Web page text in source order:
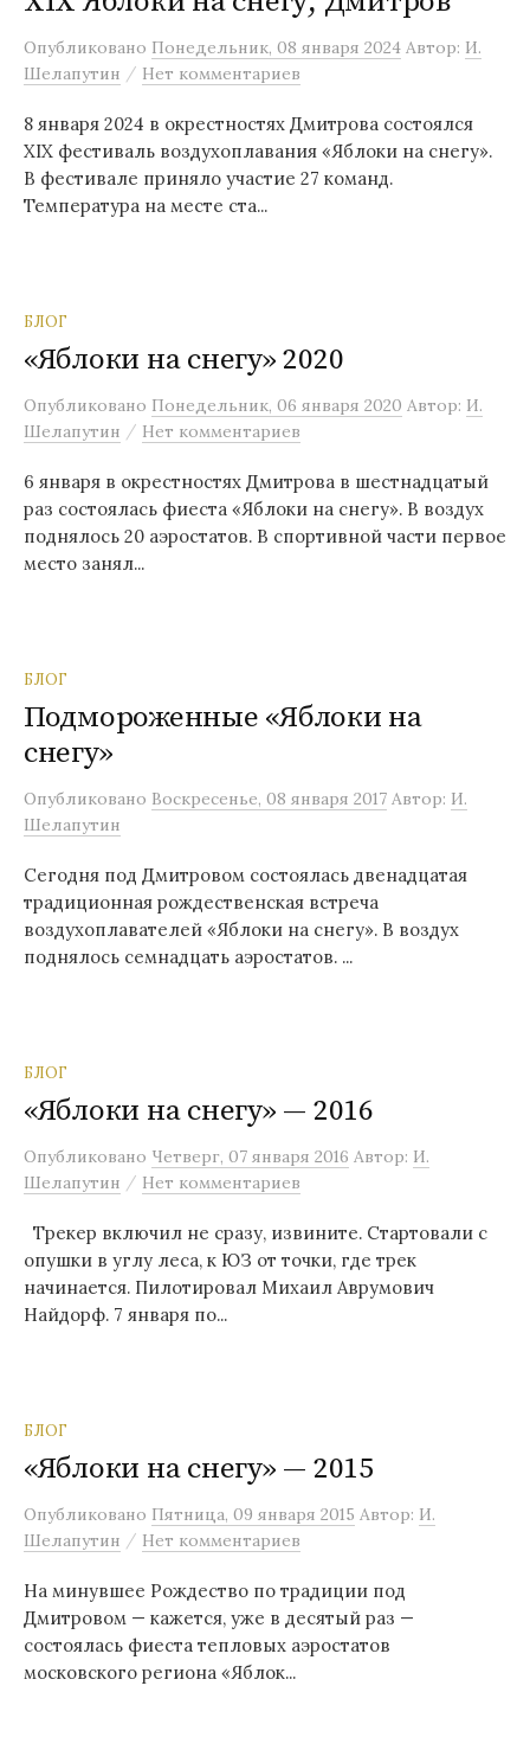
Опубликовано Понедельник, 08 января 2024 Автор: И.
Шелапутин / Нет комментариев
8 января 2024 в окрестностях Дмитрова состоялся
XIX фестиваль воздухоплавания «Яблоки на снегу».
В фестивале приняло участие 27 команд.
Температура на месте ста...
БЛОГ
«Яблоки на снегу» 2020
Опубликовано Понедельник, 06 января 2020 Автор: И.
Шелапутин / Нет комментариев
6 января в окрестностях Дмитрова в шестнадцатый
раз состоялась фиеста «Яблоки на снегу». В воздух
поднялось 20 аэростатов. В спортивной части первое
место занял...
БЛОГ
Подмороженные «Яблоки на
снегу»
Опубликовано Воскресенье, 08 января 2017 Автор: И.
Шелапутин
Сегодня под Дмитровом состоялась двенадцатая
традиционная рождественская встреча
воздухоплавателей «Яблоки на снегу». В воздух
поднялось семнадцать аэростатов. ...
БЛОГ
«Яблоки на снегу» — 2016
Опубликовано Четверг, 07 января 2016 Автор: И.
Шелапутин / Нет комментариев
Трекер включил не сразу, извините. Стартовали с
опушки в углу леса, к ЮЗ от точки, где трек
начинается. Пилотировал Михаил Аврумович
Найдорф. 7 января по...
БЛОГ
«Яблоки на снегу» — 2015
Опубликовано Пятница, 09 января 2015 Автор: И.
Шелапутин / Нет комментариев
На минувшее Рождество по традиции под
Дмитровом — кажется, уже в десятый раз —
состоялась фиеста тепловых аэростатов
московского региона «Яблок...